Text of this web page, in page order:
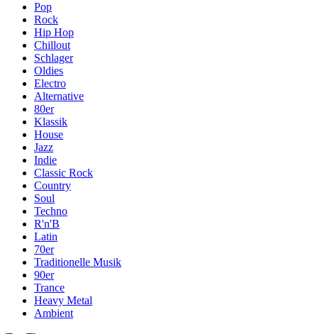
Pop
Rock
Hip Hop
Chillout
Schlager
Oldies
Electro
Alternative
80er
Klassik
House
Jazz
Indie
Classic Rock
Country
Soul
Techno
R'n'B
Latin
70er
Traditionelle Musik
90er
Trance
Heavy Metal
Ambient